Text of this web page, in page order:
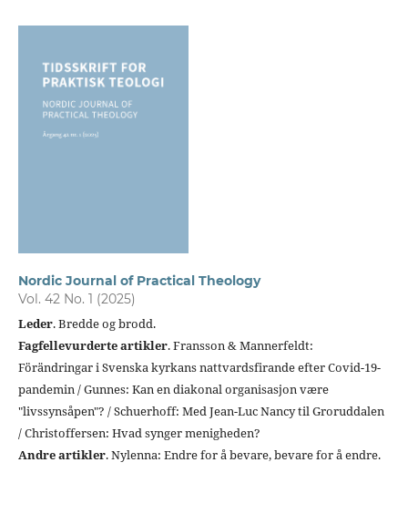
Nordic Journal of Practical Theology
Vol. 42 No. 1 (2025)
Leder. Bredde og brodd.
Fagfellevurderte artikler. Fransson & Mannerfeldt:
Förändringar i Svenska kyrkans nattvardsfirande efter Covid-19-
pandemin / Gunnes: Kan en diakonal organisasjon være
"livssynsåpen"? / Schuerhoff: Med Jean-Luc Nancy til Groruddalen
/ Christoffersen: Hvad synger menigheden?
Andre artikler. Nylenna: Endre for å bevare, bevare for å endre.